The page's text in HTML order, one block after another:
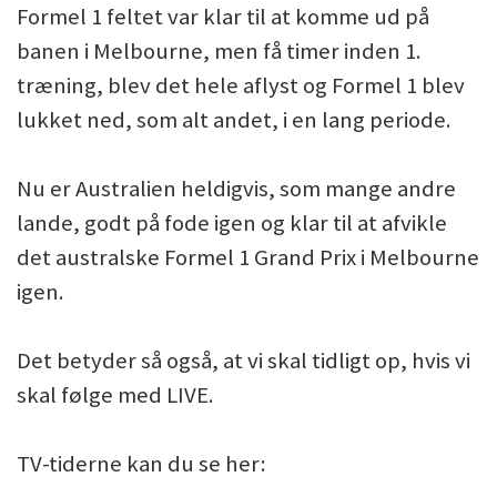
Formel 1 feltet var klar til at komme ud på
banen i Melbourne, men få timer inden 1.
træning, blev det hele aflyst og Formel 1 blev
lukket ned, som alt andet, i en lang periode.
Nu er Australien heldigvis, som mange andre
lande, godt på fode igen og klar til at afvikle
det australske Formel 1 Grand Prix i Melbourne
igen.
Det betyder så også, at vi skal tidligt op, hvis vi
skal følge med LIVE.
TV-tiderne kan du se her: